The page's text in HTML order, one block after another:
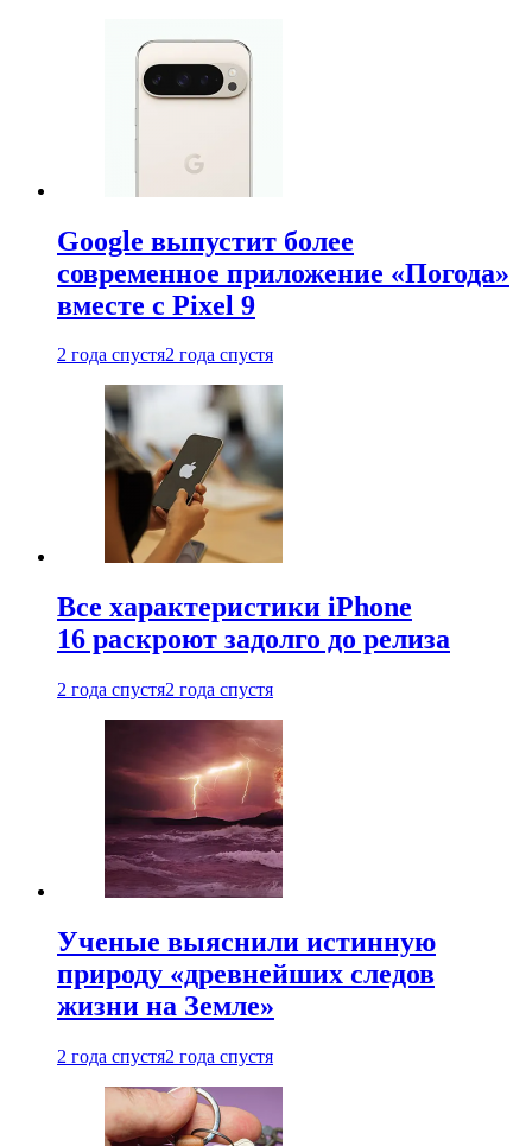
Google выпустит более
современное приложение «Погода»
вместе с Pixel 9
2 года спустя2 года спустя
Все характеристики iPhone
16 раскроют задолго до релиза
2 года спустя2 года спустя
Ученые выяснили истинную
природу «древнейших следов
жизни на Земле»
2 года спустя2 года спустя